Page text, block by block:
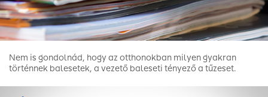
Nem is gondolnád, hogy az otthonokban milyen gyakran
történnek balesetek, a vezető baleseti tényező a tűzeset.